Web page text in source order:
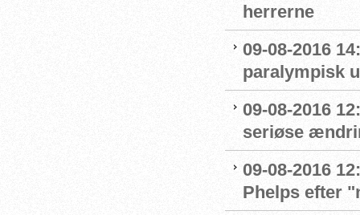
herrerne
09-08-2016
paralympisk
09-08-2016
seriøse
09-08-2016
Phelps efter